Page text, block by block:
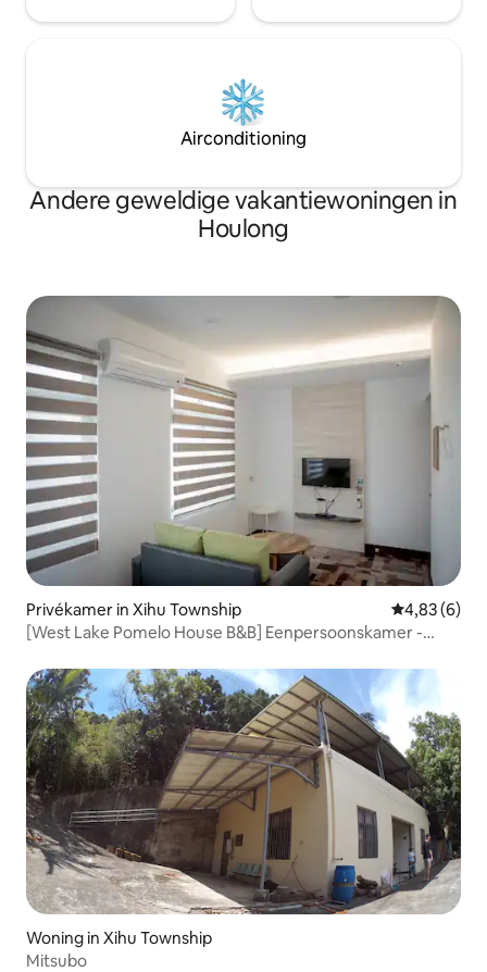
Airconditioning
Andere geweldige vakantiewoningen in
Houlong
Privékamer in Xihu Township Gemiddelde
4,83 (6)
[West Lake Pomelo House B&B] Eenpersoonskamer -
Woning in Xihu Township
Mitsubo